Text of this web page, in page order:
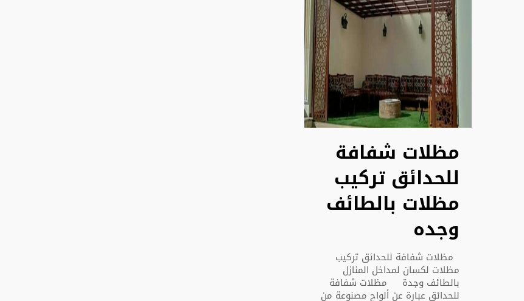
مظلات شفافة
للحدائق تركيب
مظلات بالطائف
وجده
مظلات شفافة للحدائق تركيب
مظلات لكسان لمداخل المنازل
بالطائف وجدة مظلات شفافة
للحدائق عبارة عن ألواح مصنوعة من